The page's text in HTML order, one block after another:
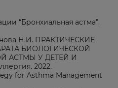
“Бронхиальная астма”,
Н.И. ПРАКТИЧЕСКИЕ
БИОЛОГИЧЕСКОЙ
АСТМЫ У ДЕТЕЙ И
2022.
for Asthma Management